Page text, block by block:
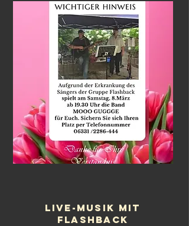
LIVE-MUSIK MIT
FLASHBack